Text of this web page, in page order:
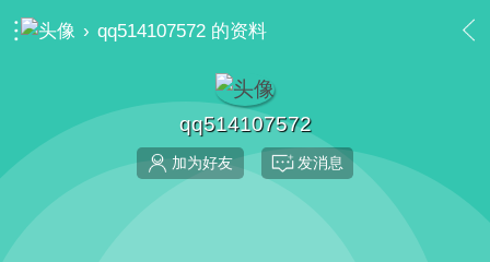
› qq514107572 的资料
qq514107572
加为好友 发消息